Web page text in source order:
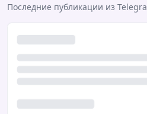
Последние публикации из